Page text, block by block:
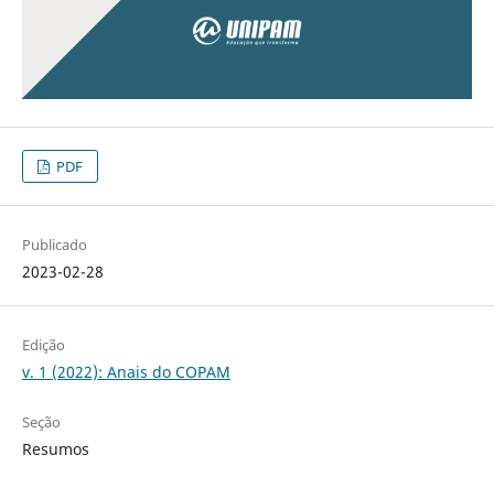
PDF
Publicado
2023-02-28
Edição
v. 1 (2022): Anais do COPAM
Seção
Resumos